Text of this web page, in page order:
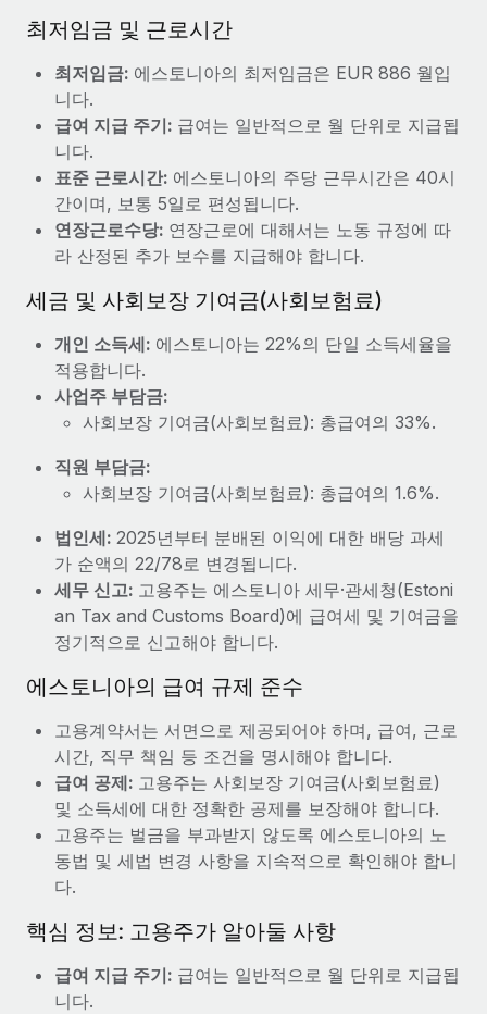
법인 설립을 빠르고 준법적으로 지원
글로벌 인재 이동 및 전근
직원 해외 이전을 간편하게 처리
복리후생
손쉬운 직원 복리후생 관리
세금
블로그 둘러보기
블로그
Remote 제품 관련 소식: Gusto 및 Xero와의 통합과
Remote Contractor Management Plus
Remote의 사명은 모든 규모의 기업이 전 세계 어디서든 업무에 가
장 적합 사람을 찾아 채용 및 관리하고 급여를 지급하도록 돕는 것
자세히 알아보기
Shootsta가 Remote를 통해 네 개의 시장에서 글로벌
채용을 확장한 방법
비디오 콘텐츠를 활용한 마케팅이 계속해서 인기를 끌면서, 기업들
니다. 그러나 대부분의 회사들은 그렇게 높은 품질의...
자세히 알아보기
최저임금 및 근로시간
최저임금: 에스토니아의 최저임금은 EUR 886 월입
니다.
급여 지급 주기: 급여는 일반적으로 월 단위로 지급됩
니다.
표준 근로시간: 에스토니아의 주당 근무시간은 40시
간이며, 보통 5일로 편성됩니다.
연장근로수당: 연장근로에 대해서는 노동 규정에 따
라 산정된 추가 보수를 지급해야 합니다.
세금 및 사회보장 기여금(사회보험료)
개인 소득세: 에스토니아는 22%의 단일 소득세율을
적용합니다.
사업주 부담금:
사회보장 기여금(사회보험료): 총급여의 33%.
직원 부담금:
사회보장 기여금(사회보험료): 총급여의 1.6%.
법인세: 2025년부터 분배된 이익에 대한 배당 과세
가 순액의 22/78로 변경됩니다.
세무 신고: 고용주는 에스토니아 세무·관세청(Estoni
an Tax and Customs Board)에 급여세 및 기여금을
정기적으로 신고해야 합니다.
에스토니아의 급여 규제 준수
고용계약서는 서면으로 제공되어야 하며, 급여, 근로
시간, 직무 책임 등 조건을 명시해야 합니다.
급여 공제: 고용주는 사회보장 기여금(사회보험료)
및 소득세에 대한 정확한 공제를 보장해야 합니다.
고용주는 벌금을 부과받지 않도록 에스토니아의 노
동법 및 세법 변경 사항을 지속적으로 확인해야 합니
다.
핵심 정보: 고용주가 알아둘 사항
급여 지급 주기: 급여는 일반적으로 월 단위로 지급됩
니다.